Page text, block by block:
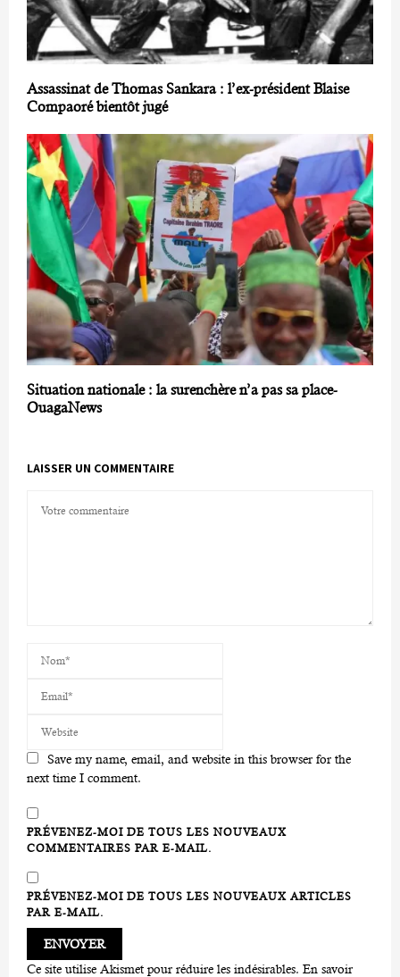
Assassinat de Thomas Sankara : l’ex-président Blaise
Compaoré bientôt jugé
Situation nationale : la surenchère n’a pas sa place-
OuagaNews
LAISSER UN COMMENTAIRE
Save my name, email, and website in this browser for the
next time I comment.
PRÉVENEZ-MOI DE TOUS LES NOUVEAUX
COMMENTAIRES PAR E-MAIL.
PRÉVENEZ-MOI DE TOUS LES NOUVEAUX ARTICLES
PAR E-MAIL.
Ce site utilise Akismet pour réduire les indésirables. En savoir